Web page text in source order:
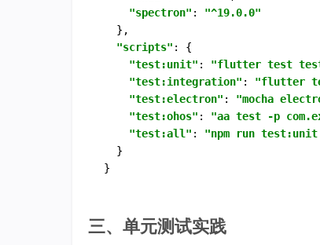
"spectron" : "^19.0.0"
  },
"scripts" : {
"test:unit" : "flutter test
"test:integration" : "flutter
"test:electron" : "mocha
"test:ohos" : "aa test -p
"test:all" : "npm run test:unit
  }
}
三、单元测试实践